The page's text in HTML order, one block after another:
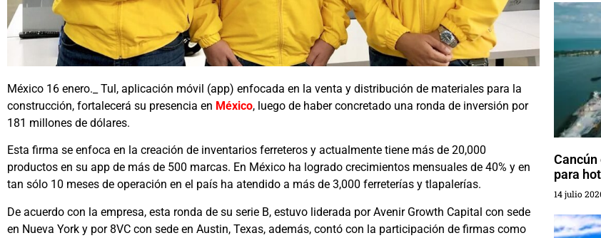
México 16 enero._ Tul, aplicación móvil (app) enfocada en la venta y distribución de materiales para la
construcción, fortalecerá su presencia en México, luego de haber concretado una ronda de inversión por
181 millones de dólares.
Esta firma se enfoca en la creación de inventarios ferreteros y actualmente tiene más de 20,000
productos en su app de más de 500 marcas. En México ha logrado crecimientos mensuales de 40% y en
tan sólo 10 meses de operación en el país ha atendido a más de 3,000 ferreterías y tlapalerías.
De acuerdo con la empresa, esta ronda de su serie B, estuvo liderada por Avenir Growth Capital con sede
en Nueva York y por 8VC con sede en Austin, Texas, además, contó con la participación de firmas como
Cancún
para
14 julio